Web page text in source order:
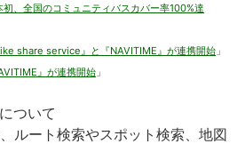
初、全国のコミュニティバスカバー率100%達
share service』と『NAVITIME』が連携開始 」
』が連携開始 」
ついて
ルート検索やスポット検索、地図